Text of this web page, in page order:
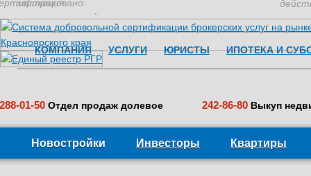
застраховано:
КОМПАНИЯ УСЛУГИ ЮРИСТЫ ИПОТЕКА И
288-01-50 Отдел продаж долевое 242-86-80 Выкуп
Новостройки Инвесторы Квартиры